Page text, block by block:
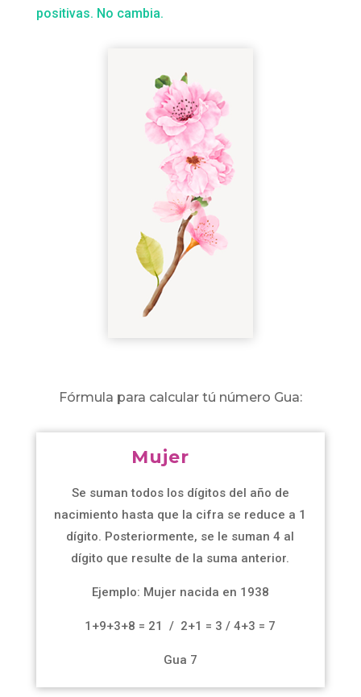
positivas. No cambia.
Fórmula para calcular tú número Gua:
Mujer
Se suman todos los dígitos del año de
nacimiento hasta que la cifra se reduce a 1
dígito. Posteriormente, se le suman 4 al
dígito que resulte de la suma anterior.
Ejemplo: Mujer nacida en 1938
1+9+3+8 = 21 / 2+1 = 3 / 4+3 = 7
Gua 7